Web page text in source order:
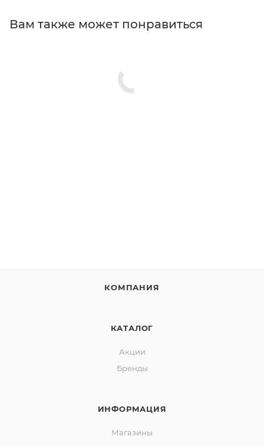
Вам также может понравиться
КОМПАНИЯ
КАТАЛОГ
Акции
Бренды
ИНФОРМАЦИЯ
Магазины